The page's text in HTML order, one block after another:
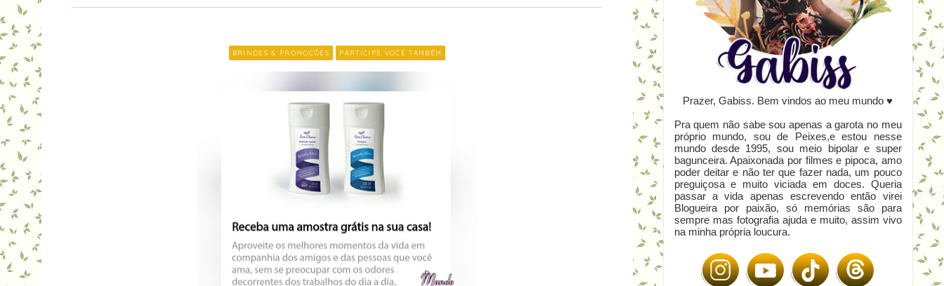
BRINDES & PROMOÇÕES PARTICIPE VOCÊ TAMBÉM
Prazer, Gabiss. Bem vindos ao meu mundo ♥
Pra quem não sabe sou apenas a garota no meu
próprio mundo, sou de Peixes,e estou nesse
mundo desde 1995, sou meio bipolar e super
bagunceira. Apaixonada por filmes e pipoca, amo
poder deitar e não ter que fazer nada, um pouco
preguiçosa e muito viciada em doces. Queria
passar a vida apenas escrevendo então virei
Blogueira por paixão, só memórias são para
sempre mas fotografia ajuda e muito, assim vivo
na minha própria loucura.